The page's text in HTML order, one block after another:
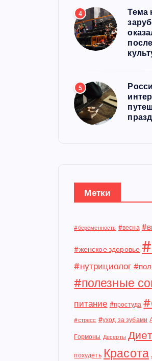
4
Тема
5
Метки
#беременность #весна
#женское здоровье
#нутрициолог
#полезные
питание #простуда
#стресс #уход за зубами
Гормоны Десерты
похудеть Красота